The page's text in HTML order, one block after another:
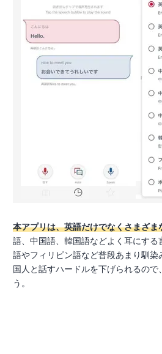
本アプリは、英語だけでなくさまざま
語、中国語、韓国語などよく耳にす
語やフィリピン語など普段あまり馴
国人と話すハードルを下げられるので
う。